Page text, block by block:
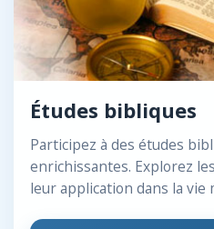
Études bibliques
Participez à des études
enrichissantes. Explorez
leur application dans la vie